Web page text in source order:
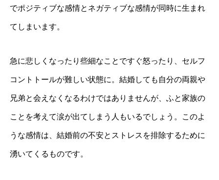
でポジティブな感情とネガティブな感情が同時に生まれ
てしまいます。
急に悲しくなったり些細なことですぐ怒ったり、セルフ
コントトールが難しい状態に。結婚しても自分の両親や
兄弟と会えなくなるわけではありませんが、ふと家族の
ことを考えて涙が出てしまう人もいるでしょう。このよ
うな感情は、結婚前の不安とストレスを排除するために
湧いてくるものです。